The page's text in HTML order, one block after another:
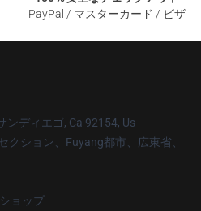
PayPal / マスターカード / ビザ
ンディエゴ, Ca 92154, Us
クション、Fuyang都市、広東省、
ョップ